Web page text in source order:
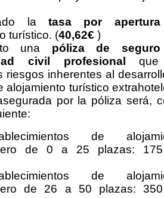
la tasa por apertura
turístico. (40,62€ )
una póliza de
civil profesional
que
riesgos inherentes al
alojamiento turístico
por la póliza será,
de
de 0 a 25 plazas:
de
de 26 a 50 plazas: